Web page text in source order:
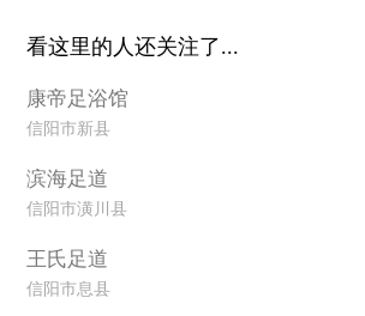
看这里的人还关注了...
康帝足浴馆
信阳市新县
滨海足道
信阳市潢川县
王氏足道
信阳市息县